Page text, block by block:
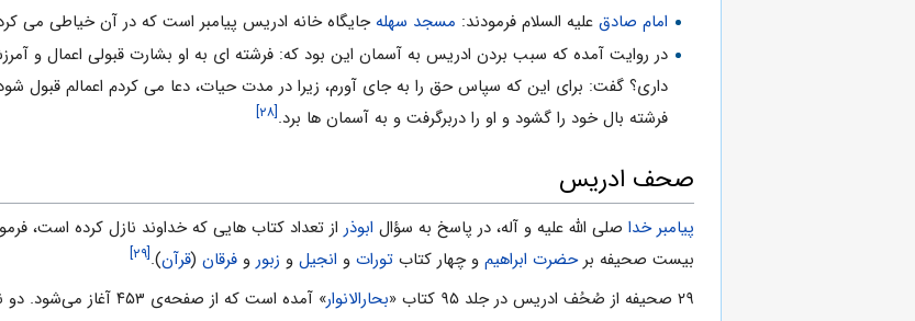
امام صادقعلیه السلام فرمودند: مسجد سهلهجایگاه خانه ادریس پیامبر است که در آن خیاطی می
در روایت آمده که سبب بردن ادریس به آسمان این بود که: فرشته اى به او بشارت قبولى اعمال و
دارى؟ گفت: براى این که سپاس حق را به جاى آورم، زیرا در مدت حیات، دعا مى کردم اعمالم قبول
فرشته بال خود را گشود و او را دربرگرفت و به آسمان ها برد.[۲۸]
صحف ادریس
پیامبر خدا صلی الله علیه و آله، در پاسخ به سؤال ابوذر
بیست صحیفه برحضرت ابراهیم و چهار کتاب تورات و انجیل و زبور و فرقان (قرآن).[۲۹]
۲۹ صحیفه از صُحُف ادریس در جلد ۹۵ کتاب « بحارالانوار» آمده است که از صفحه‌ی ۴۵۳ آغاز می‌شود. دو نمونه زیر بخش هایی از این صحف هستند: